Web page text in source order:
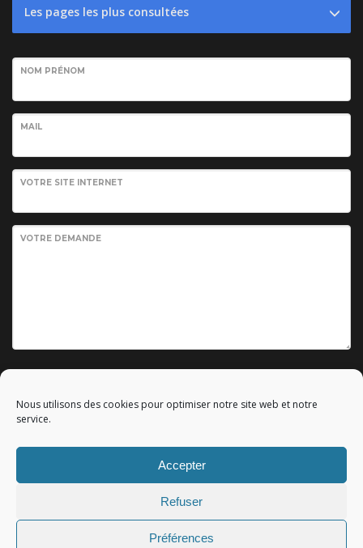
Nous utilisons des cookies pour optimiser notre site web et notre
service.
Accepter
Refuser
Préférences
Les pages les plus consultées
NOM PRÉNOM
MAIL
VOTRE SITE INTERNET
VOTRE DEMANDE
Mentions légales|All rights reserved - Tous droits